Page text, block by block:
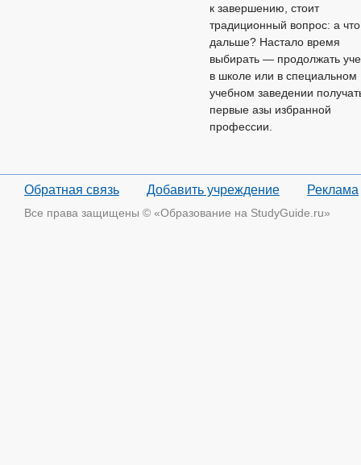
к завершению, стоит
традиционный вопрос: а что
дальше? Настало время
выбирать — продолжать
в школе или в специальном
учебном заведении
первые азы избранной
профессии.
Обратная связь Добавить учреждение Реклама
Все права защищены © «Образование на StudyGuide.ru»